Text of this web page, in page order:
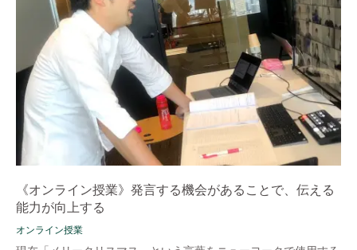
《オンライン授業》発言する機会があることで、伝える
能力が向上する
オンライン授業